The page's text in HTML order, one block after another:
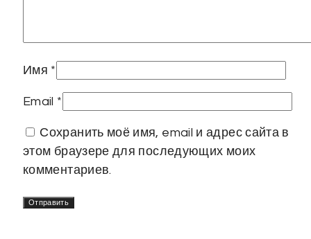
Имя *
Email *
Сохранить моё имя, email и адрес сайта в
этом браузере для последующих моих
комментариев.